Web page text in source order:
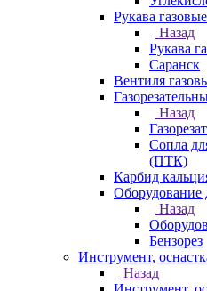
Рукава газовые
Назад
Рукава
Саранск
Вентиля
Назад
Сопла
(ПТК)
Карбид
Оборудование
Назад
Бензорез
Инструмент,
Назад